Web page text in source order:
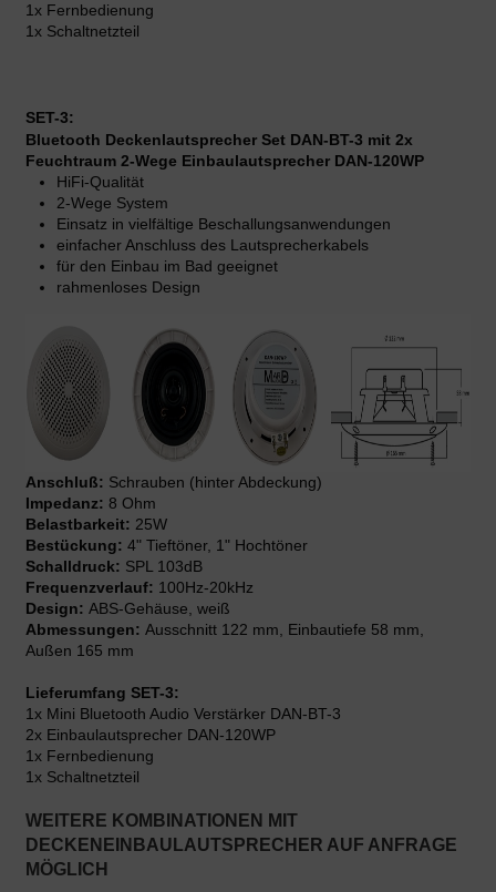
1x Fernbedienung
1x Schaltnetzteil
SET-3:
Bluetooth Deckenlautsprecher Set DAN-BT-3 mit 2x
Feuchtraum 2-Wege Einbaulautsprecher DAN-120WP
HiFi-Qualität
2-Wege System
Einsatz in vielfältige Beschallungsanwendungen
einfacher Anschluss des Lautsprecherkabels
für den Einbau im Bad geeignet
rahmenloses Design
Anschluß: Schrauben (hinter Abdeckung)
Impedanz: 8 Ohm
Belastbarkeit: 25W
Bestückung: 4" Tieftöner, 1" Hochtöner
Schalldruck: SPL 103dB
Frequenzverlauf: 100Hz-20kHz
Design: ABS-Gehäuse, weiß
Abmessungen: Ausschnitt 122 mm, Einbautiefe 58 mm,
Außen 165 mm
Lieferumfang SET-3:
1x Mini Bluetooth Audio Verstärker DAN-BT-3
2x Einbaulautsprecher DAN-120WP
1x Fernbedienung
1x Schaltnetzteil
WEITERE KOMBINATIONEN MIT
DECKENEINBAULAUTSPRECHER AUF ANFRAGE
MÖGLICH